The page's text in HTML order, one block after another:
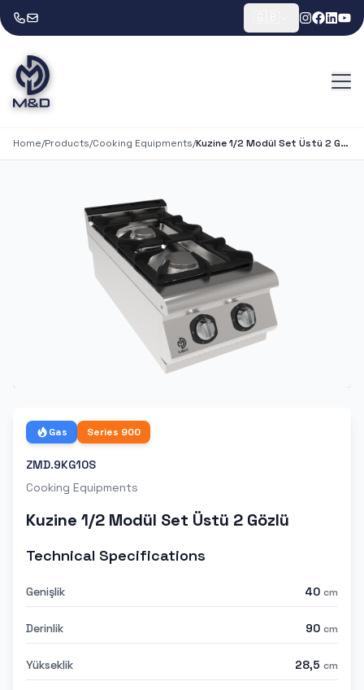
Home/Products/Cooking Equipments/ Kuzine 1/2 Modül Set Üstü 2 Gözlü
Gas Series 900
ZMD.9KG10S
Cooking Equipments
Kuzine 1/2 Modül Set Üstü 2 Gözlü
Technical Specifications
Genişlik 40 cm
Derinlik 90 cm
Yükseklik 28,5 cm